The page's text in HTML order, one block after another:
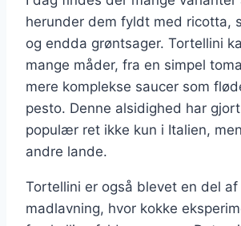
herunder dem fyldt med ricotta,
og endda grøntsager. Tortellini
mange måder, fra en simpel
mere komplekse saucer som
pesto. Denne alsidighed har
populær ret ikke kun i Italien,
andre lande.
Tortellini er også blevet en del af
madlavning, hvor kokke